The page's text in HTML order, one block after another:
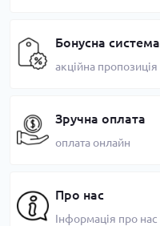
Бонусна система
акційна пропозиція
Зручна оплата
оплата онлайн
Про нас
Інформація про нас